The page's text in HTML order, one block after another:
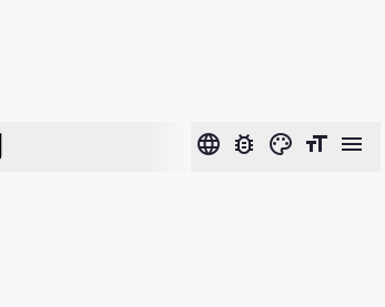
language bug_report color_lens format_size menu